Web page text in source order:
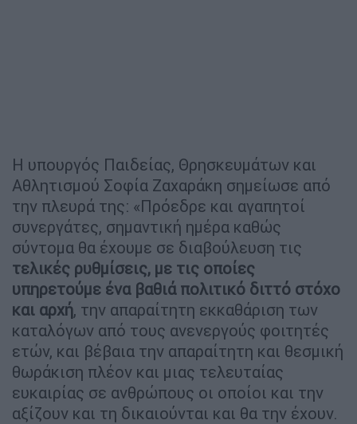
Η υπουργός Παιδείας, Θρησκευμάτων και
Αθλητισμού Σοφία Ζαχαράκη σημείωσε από
την πλευρά της: «Πρόεδρε και αγαπητοί
συνεργάτες, σημαντική ημέρα καθώς
σύντομα θα έχουμε σε διαβούλευση τις
τελικές ρυθμίσεις, με τις οποίες
υπηρετούμε ένα βαθιά πολιτικό διττό στόχο
και αρχή, την απαραίτητη εκκαθάριση των
καταλόγων από τους ανενεργούς φοιτητές
ετών, και βέβαια την απαραίτητη και θεσμική
θωράκιση πλέον και μιας τελευταίας
ευκαιρίας σε ανθρώπους οι οποίοι και την
αξίζουν και τη δικαιούνται και θα την έχουν.